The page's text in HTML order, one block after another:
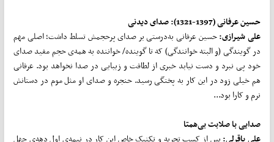
حسین عرفانی (1397‌-‌1321): صدای دیدنی
علی شیرازی:حسین عرفانی به‌درستی بر صدای پرحجمش تسلط داشت؛ اصلی مهم
در گویندگی (و البته خوانندگی) که تا گوینده/ خواننده به همه‌ی حجم مفید صدای
خود پی نبرد و دست نیابد خبری از لطافت و زیبایی در صدا نخواهد بود. عرفانی
هم خیلی زود در این کار به پختگی رسید. حنجره و صدای او مثل موم در دستانش
نرم و کارا بود...
صدایی با صلابت بیهمتا
علی باقرلی:پس از کسب تجربه و تکنیک خاص این کار در نیمه‌ی اول دهه‌ی چهل